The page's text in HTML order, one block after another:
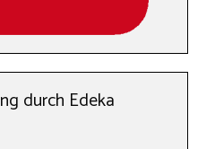
durch Edeka